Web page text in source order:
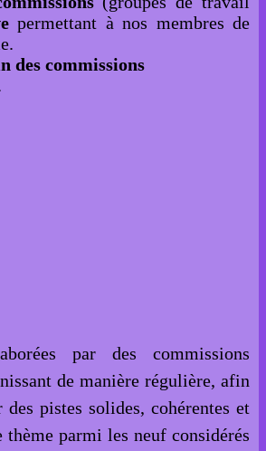
permettant à nos membres de
des commissions
par des commissions
de manière régulière, afin
pistes solides, cohérentes et
parmi les neuf considérés